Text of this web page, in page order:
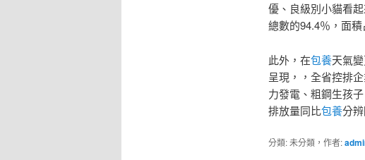
優、良級別小貓看
總數的94.4％，面
此外，在包養天氣
呈現，，全省控排
力發電、粗鋼生孩
排放量同比包養分
分類: 未分類，作者: